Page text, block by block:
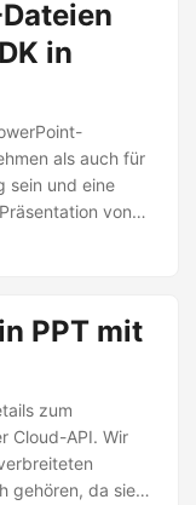
in
als auch für
sein und eine
von
von PDF-
dem
Tipps und
PPT mit
zum
Cloud-API. Wir
gehören, da sie